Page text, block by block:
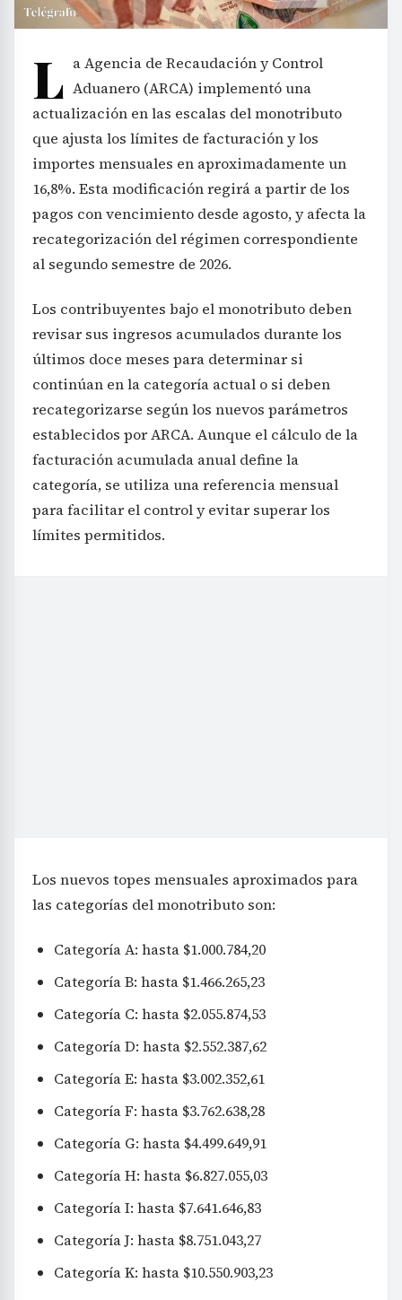
L a Agencia de Recaudación y Control
Aduanero (ARCA) implementó una
actualización en las escalas del monotributo
que ajusta los límites de facturación y los
importes mensuales en aproximadamente un
16,8%. Esta modificación regirá a partir de los
pagos con vencimiento desde agosto, y afecta la
recategorización del régimen correspondiente
al segundo semestre de 2026.
Los contribuyentes bajo el monotributo deben
revisar sus ingresos acumulados durante los
últimos doce meses para determinar si
continúan en la categoría actual o si deben
recategorizarse según los nuevos parámetros
establecidos por ARCA. Aunque el cálculo de la
facturación acumulada anual define la
categoría, se utiliza una referencia mensual
para facilitar el control y evitar superar los
límites permitidos.
Los nuevos topes mensuales aproximados para
las categorías del monotributo son:
Categoría A: hasta $1.000.784,20
Categoría B: hasta $1.466.265,23
Categoría C: hasta $2.055.874,53
Categoría D: hasta $2.552.387,62
Categoría E: hasta $3.002.352,61
Categoría F: hasta $3.762.638,28
Categoría G: hasta $4.499.649,91
Categoría H: hasta $6.827.055,03
Categoría I: hasta $7.641.646,83
Categoría J: hasta $8.751.043,27
Categoría K: hasta $10.550.903,23